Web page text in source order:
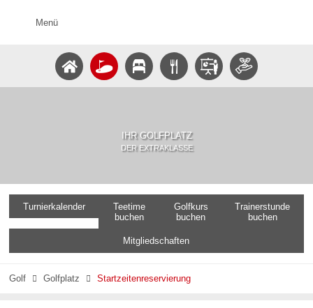
Menü
IHR GOLFPLATZ
DER EXTRAKLASSE
Turnierkalender
Teetime
buchen
Golfkurs
buchen
Trainerstunde
buchen
Mitgliedschaften
Golf  Golfplatz  Startzeitenreservierung